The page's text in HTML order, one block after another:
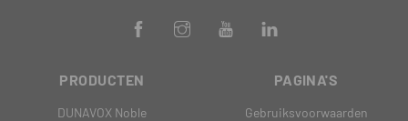
PRODUCTEN
DUNAVOX Noble
PAGINA'S
Gebruiksvoorwaarden